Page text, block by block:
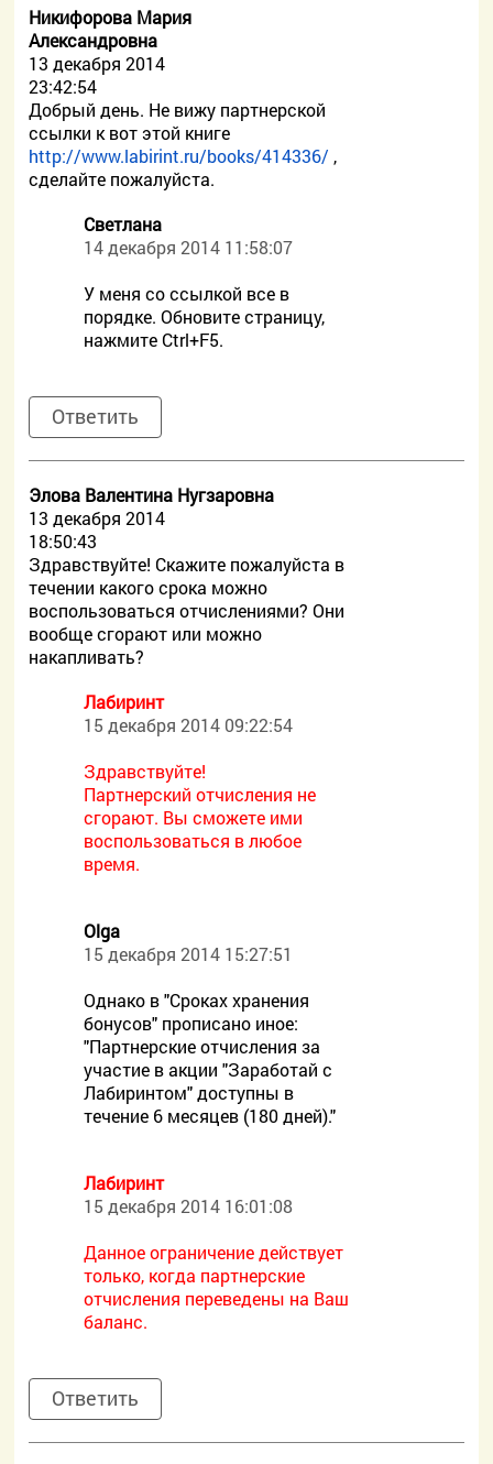
Никифорова Мария
Александровна
13 декабря 2014
23:42:54
Добрый день. Не вижу партнерской
ссылки к вот этой книге
http://www.labirint.ru/books/414336/ ,
сделайте пожалуйста.
Светлана
14 декабря 2014 11:58:07
У меня со ссылкой все в
порядке. Обновите страницу,
нажмите Ctrl+F5.
Ответить
Элова Валентина Нугзаровна
13 декабря 2014
18:50:43
Здравствуйте! Скажите пожалуйста в
течении какого срока можно
воспользоваться отчислениями? Они
вообще сгорают или можно
накапливать?
Лабиринт
15 декабря 2014 09:22:54
Здравствуйте!
Партнерский отчисления не
сгорают. Вы сможете ими
воспользоваться в любое
время.
Olga
15 декабря 2014 15:27:51
Однако в "Сроках хранения
бонусов" прописано иное:
"Партнерские отчисления за
участие в акции "Заработай с
Лабиринтом" доступны в
течение 6 месяцев (180 дней)."
Лабиринт
15 декабря 2014 16:01:08
Данное ограничение действует
только, когда партнерские
отчисления переведены на Ваш
баланс.
Ответить